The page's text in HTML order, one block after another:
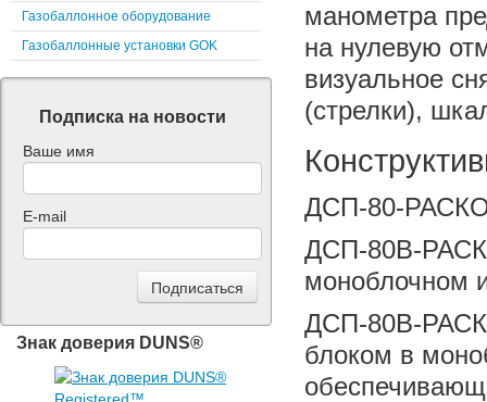
манометра
на нулевую
визуальное
(стрелки),
ДСП-80-
ДСП-80В-
моноблочном
ДСП-80В-
блоком в
Газобаллонное оборудование
Газобаллонные установки GOK
Подписка на новости
Ваше имя
E-mail
Знак доверия DUNS®